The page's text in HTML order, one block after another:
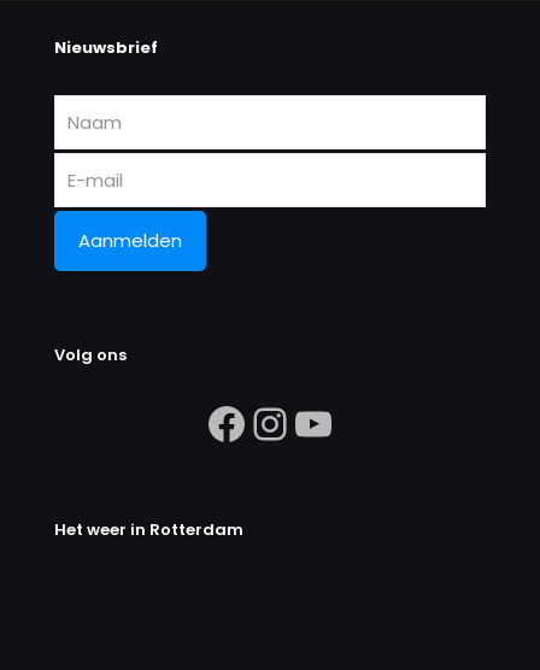
Nieuwsbrief
Volg ons
https://www.facebook.com/
Instagram
https://
Het weer in Rotterdam